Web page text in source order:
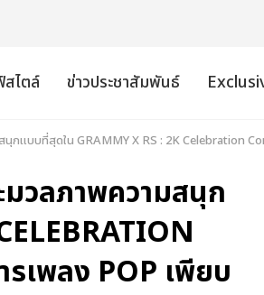
สไตล์ ข่าวประชาสัมพันธ์
นุกแบบที่สุดใน GRAMMY X RS : 2K Celebration
วลภาพความสนุก
เพลง POP เพียบ